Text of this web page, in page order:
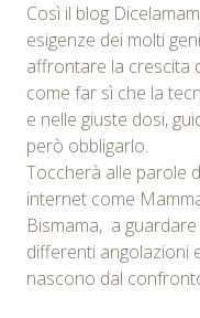
Così il blog
esigenze dei molti
affrontare la crescita
come far sì che la
e nelle giuste dosi,
però obbligarlo.
Toccherà alle parole
internet come
Bismama, a
differenti angolazioni
nascono dal